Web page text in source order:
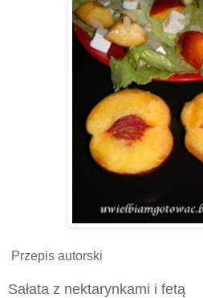
Przepis autorski
Sałata z nektarynkami i fetą